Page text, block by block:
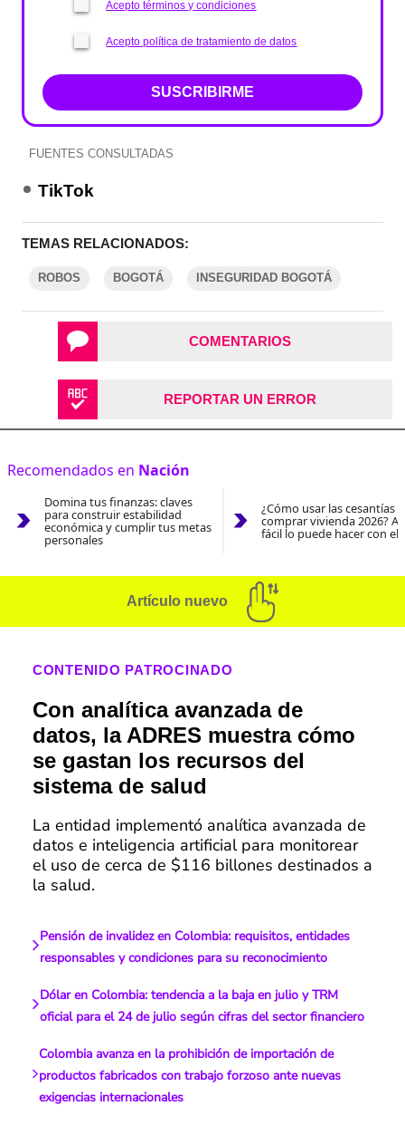
Acepto términos y condiciones
Acepto política de tratamiento de datos
SUSCRIBIRME
FUENTES CONSULTADAS
TikTok
TEMAS RELACIONADOS:
ROBOS BOGOTÁ INSEGURIDAD BOGOTÁ
COMENTARIOS
REPORTAR UN ERROR
Recomendados en Nación
Domina tus finanzas: claves
para construir estabilidad
económica y cumplir tus metas
personales
¿Cómo usar las cesantías
comprar vivienda 2026?
fácil lo puede hacer con el
Artículo nuevo
CONTENIDO PATROCINADO
Con analítica avanzada de
datos, la ADRES muestra cómo
se gastan los recursos del
sistema de salud
La entidad implementó analítica avanzada de
datos e inteligencia artificial para monitorear
el uso de cerca de $116 billones destinados a
la salud.
Pensión de invalidez en Colombia: requisitos, entidades
responsables y condiciones para su reconocimiento
Dólar en Colombia: tendencia a la baja en julio y TRM
oficial para el 24 de julio según cifras del sector financiero
Colombia avanza en la prohibición de importación de
productos fabricados con trabajo forzoso ante nuevas
exigencias internacionales